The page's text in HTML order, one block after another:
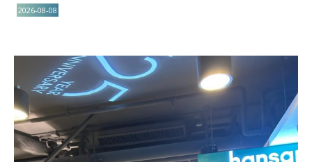
2026-08-08